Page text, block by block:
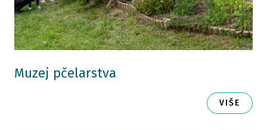
Muzej pčelarstva
VIŠE